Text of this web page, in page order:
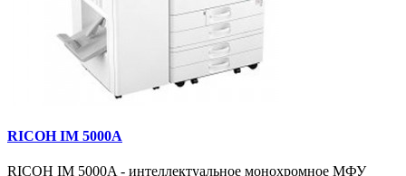
RICOH IM 5000A
RICOH IM 5000A - интеллектуальное монохромное МФУ